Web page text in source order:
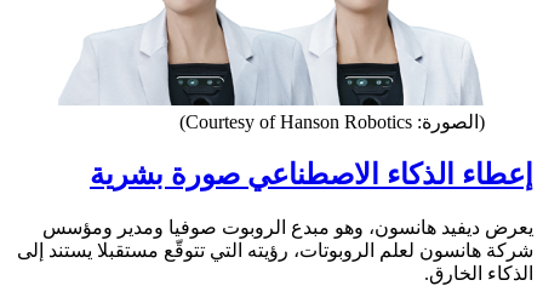
(الصورة: Courtesy of Hanson Robotics)
إعطاء الذكاء الاصطناعي صورة بشرية
يعرض ديفيد هانسون، وهو مبدع الروبوت صوفيا ومدير ومؤسس
شركة هانسون لعلم الروبوتات، رؤيته التي تتوقّع مستقبلا يستند إلى
الذكاء الخارق.